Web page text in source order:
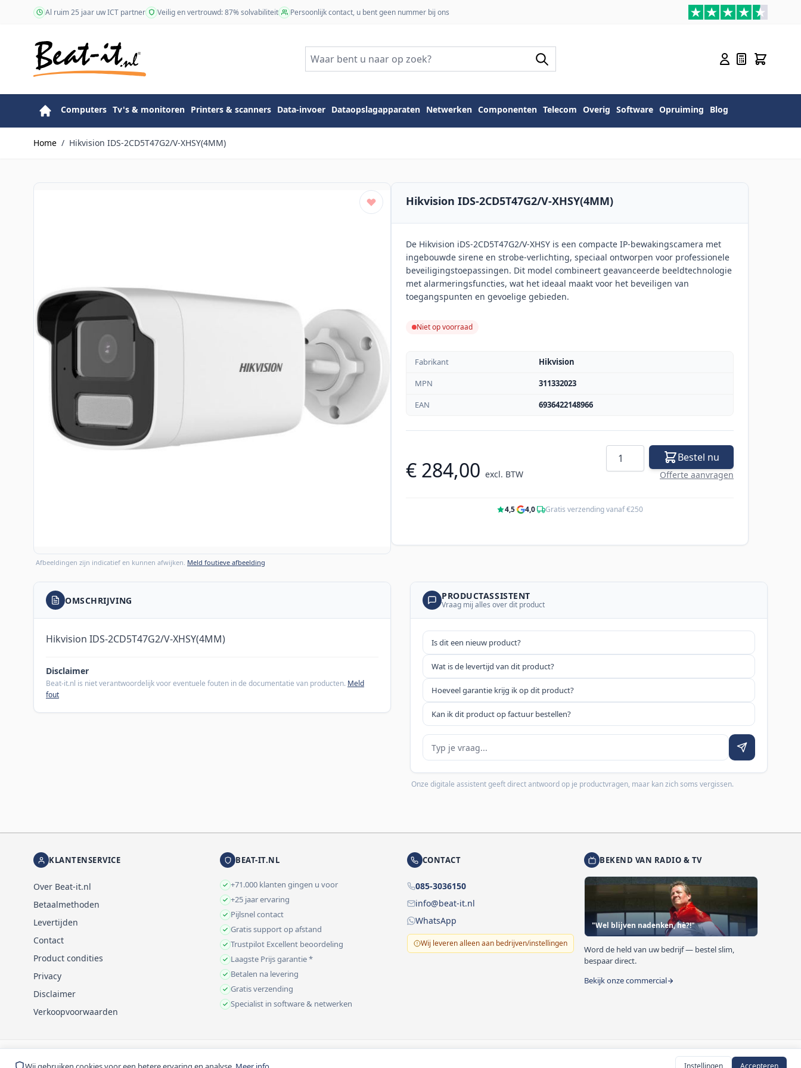
Instellingen Accepteren
Ga naar de inhoudAl ruim 25 jaar uw ICT partner Veilig en vertrouwd: 87% solvabiliteit Persoonlijk contact, u bent geen nummer bij ons
Computers Tv's & monitoren Printers & scanners Data-invoer Dataopslagapparaten Netwerken Componenten Telecom Overig Software Opruiming Blog
Home / Hikvision IDS-2CD5T47G2/V-XHSY(4MM)
Afbeeldingen zijn indicatief en kunnen afwijken. Meld foutieve afbeelding
Hikvision IDS-2CD5T47G2/V-XHSY(4MM)
De Hikvision iDS-2CD5T47G2/V-XHSY is een compacte IP-bewakingscamera met
ingebouwde sirene en strobe-verlichting, speciaal ontworpen voor professionele
beveiligingstoepassingen. Dit model combineert geavanceerde beeldtechnologie
met alarmeringsfuncties, wat het ideaal maakt voor het beveiligen van
toegangspunten en gevoelige gebieden.
Niet op voorraad
Fabrikant
Hikvision
MPN
311332023
EAN
6936422148966
€ 284,00 excl. BTW
Aantal Bestel nu
Offerte aanvragen
4,5· 4,0· Gratis verzending vanaf €250
OMSCHRIJVING
Hikvision IDS-2CD5T47G2/V-XHSY(4MM)
Disclaimer
Beat-it.nl is niet verantwoordelijk voor eventuele fouten in de documentatie van producten. Meld
fout
PRODUCTASSISTENT
Vraag mij alles over dit product
Is dit een nieuw product?
Wat is de levertijd van dit product?
Hoeveel garantie krijg ik op dit product?
Kan ik dit product op factuur bestellen?
Je vraag
Onze digitale assistent geeft direct antwoord op je productvragen, maar kan zich soms vergissen.
KLANTENSERVICE
Over Beat-it.nl
Betaalmethoden
Levertijden
Contact
Product condities
Privacy
Disclaimer
Verkoopvoorwaarden
BEAT-IT.NL
+71.000 klanten gingen u voor
+25 jaar ervaring
Pijlsnel contact
Gratis support op afstand
Trustpilot Excellent beoordeling
Laagste Prijs garantie *
Betalen na levering
Gratis verzending
Specialist in software & netwerken
CONTACT
085-3036150
info@beat-it.nl
WhatsApp
Wij leveren alleen aan bedrijven/instellingen
BEKEND VAN RADIO & TV
"Wel blijven nadenken, hè?!"
Word de held van uw bedrijf — bestel slim,
bespaar direct.
Bekijk onze commercial
© 1999-2026 Beat-it.nl. Vermelde prijzen zijn excl. BTW tenzij anders vermeld.